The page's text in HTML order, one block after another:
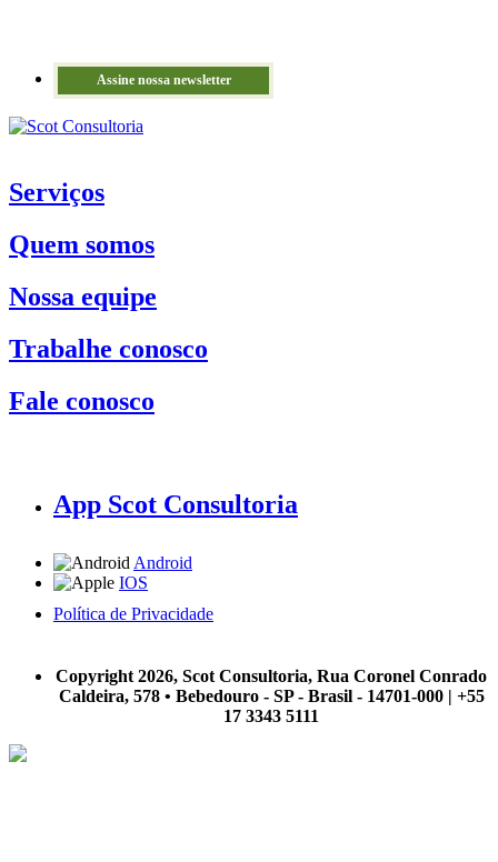
Assine nossa newsletter
Serviços
Quem somos
Nossa equipe
Trabalhe conosco
Fale conosco
App Scot Consultoria
Android
IOS
Política de Privacidade
Copyright 2026, Scot Consultoria, Rua Coronel Conrado
Caldeira, 578 • Bebedouro - SP - Brasil - 14701-000 | +55
17 3343 5111